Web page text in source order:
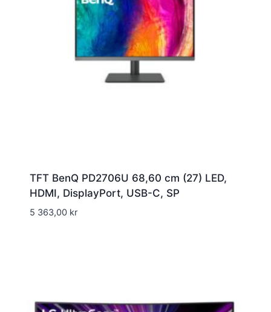
TFT BenQ PD2706U 68,60 cm (27) LED,
HDMI, DisplayPort, USB-C, SP
5 363,00 kr